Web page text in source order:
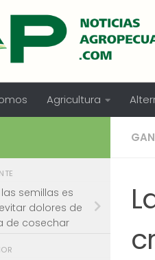
Agricultura
semillas es
dolores de
de cosechar